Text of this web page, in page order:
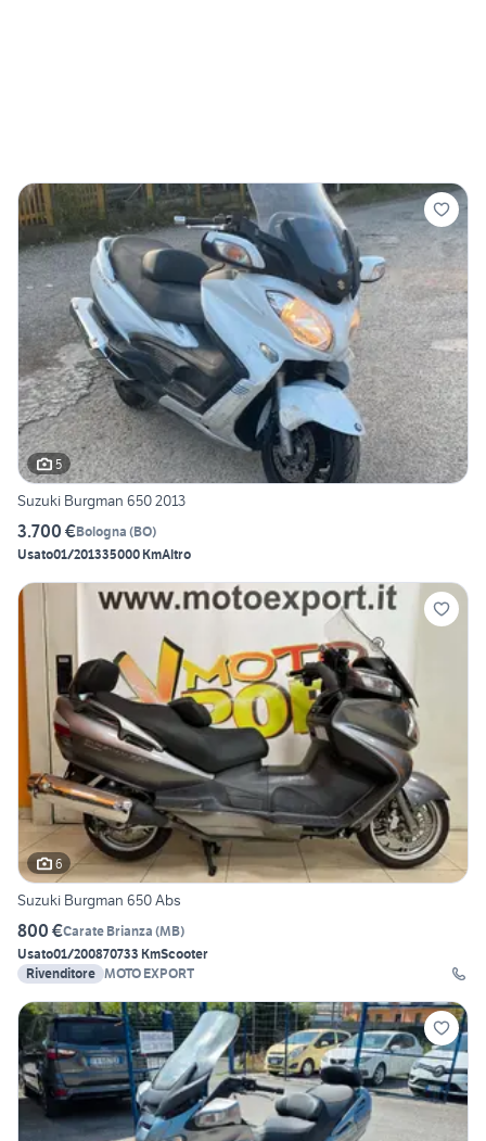
5
Suzuki Burgman 650 2013
3.700 €Bologna (BO)
Usato01/201335000 KmAltro
6
Suzuki Burgman 650 Abs
800 €Carate Brianza (MB)
Usato01/200870733 KmScooter
Rivenditore MOTO EXPORT